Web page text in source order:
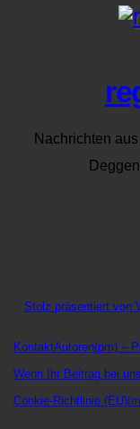
Nachrichten
Stolz präsentiert von
KontaktAutoren(pm) –
Wenn Ihr Beitrag bei
Cookie-Richtlinie (EU)